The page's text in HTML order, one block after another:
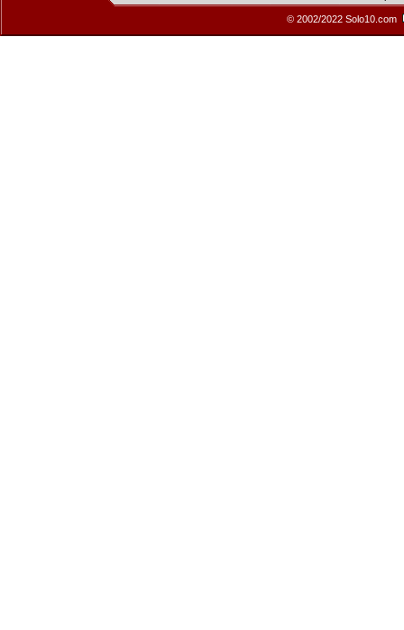
© 2002/2022 Solo10.com